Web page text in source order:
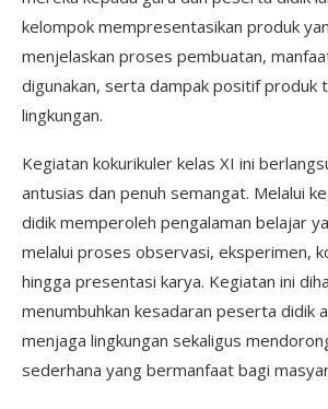
kelompok mempresentasikan produk
menjelaskan proses pembuatan,
digunakan, serta dampak positif produk
lingkungan.
Kegiatan kokurikuler kelas XI ini
antusias dan penuh semangat. Melalui
didik memperoleh pengalaman belajar
melalui proses observasi, eksperimen,
hingga presentasi karya. Kegiatan ini
menumbuhkan kesadaran peserta didik
menjaga lingkungan sekaligus
sederhana yang bermanfaat bagi